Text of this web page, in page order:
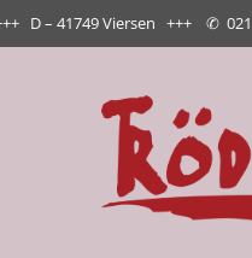
D – 41749 Viersen +++ ✆